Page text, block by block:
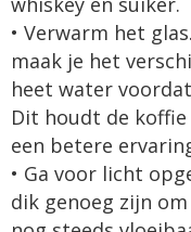
• Verwarm het
maak je het
heet water
Dit houdt de
een betere
• Ga voor licht
dik genoeg zijn